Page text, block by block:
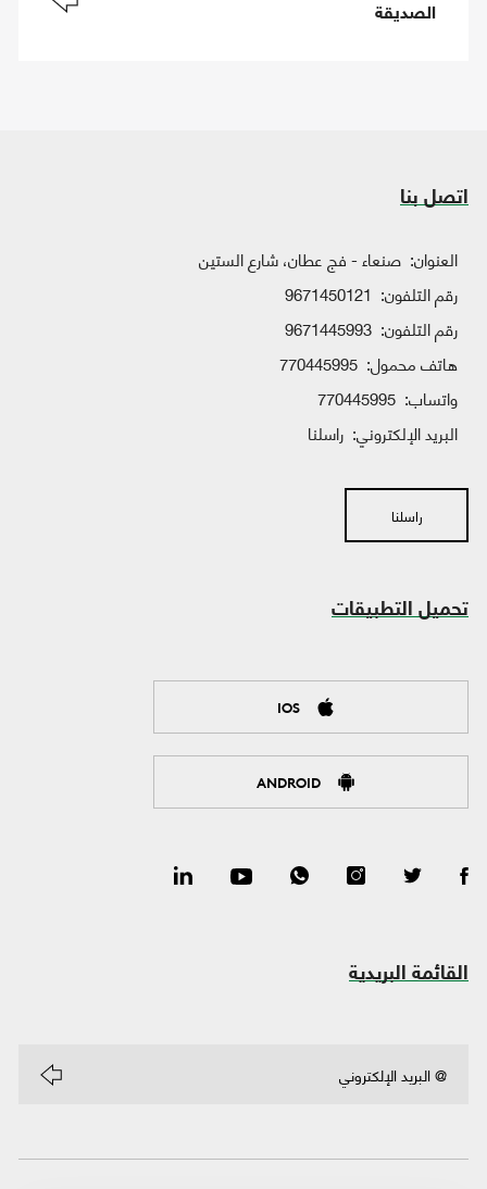
الصديقة
اتصل بنا
العنوان: صنعاء - فج عطان، شارع الستين
رقم التلفون: 9671450121
رقم التلفون: 9671445993
هاتف محمول: 770445995
واتساب:
البريد الإلكتروني: راسلنا
راسلنا
تحميل التطبيقات
IOS
ANDROID
القائمة البريدية